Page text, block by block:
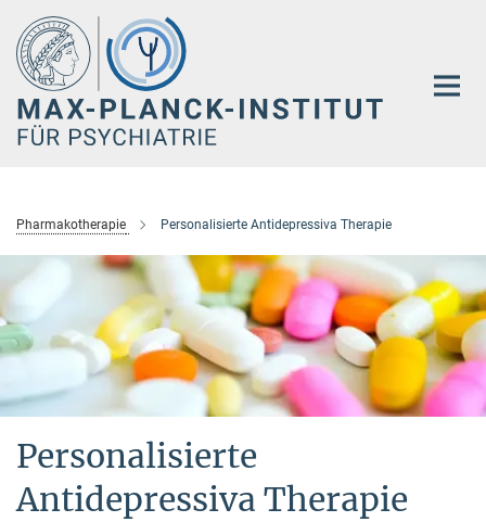
Hauptinhalt
Pharmakotherapie Personalisierte Antidepressiva Therapie
Personalisierte
Antidepressiva Therapie